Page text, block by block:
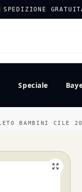
SPEDIZIONE
Speciale
BAMBINI CILE